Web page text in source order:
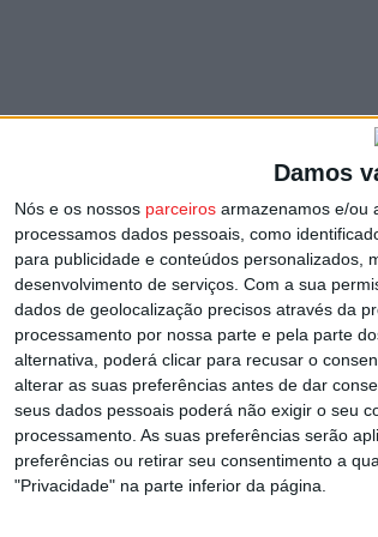
Damos
Nós e os nossos parceiros armazenamos e/ou
processamos dados pessoais, como
para publicidade e conteúdos personalizados,
desenvolvimento de serviços. Com a sua
dados de geolocalização precisos através da
processamento por nossa parte e pela parte
alternativa, poderá clicar para recusar o
alterar as suas preferências antes de dar
seus dados pessoais poderá não exigir o seu
processamento. As suas preferências serão
preferências ou retirar seu consentimento a
"Privacidade" na parte inferior da página.